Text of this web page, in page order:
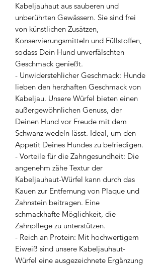
Kabeljauhaut aus sauberen und
unberührten Gewässern. Sie sind frei
von künstlichen Zusätzen,
Konservierungsmitteln und Füllstoffen,
sodass Dein Hund unverfälschten
Geschmack genießt.
- Unwiderstehlicher Geschmack: Hunde
lieben den herzhaften Geschmack von
Kabeljau. Unsere Würfel bieten einen
außergewöhnlichen Genuss, der
Deinen Hund vor Freude mit dem
Schwanz wedeln lässt. Ideal, um den
Appetit Deines Hundes zu befriedigen.
- Vorteile für die Zahngesundheit: Die
angenehm zähe Textur der
Kabeljauhaut-Würfel kann durch das
Kauen zur Entfernung von Plaque und
Zahnstein beitragen. Eine
schmackhafte Möglichkeit, die
Zahnpflege zu unterstützen.
- Reich an Protein: Mit hochwertigem
Eiweiß sind unsere Kabeljauhaut-
Würfel eine ausgezeichnete Ergänzung